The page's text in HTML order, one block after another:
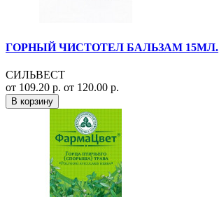
ГОРНЫЙ ЧИСТОТЕЛ БАЛЬЗАМ 15МЛ.
СИЛЬВЕСТ
от 109.20 р. от 120.00 р.
В корзину